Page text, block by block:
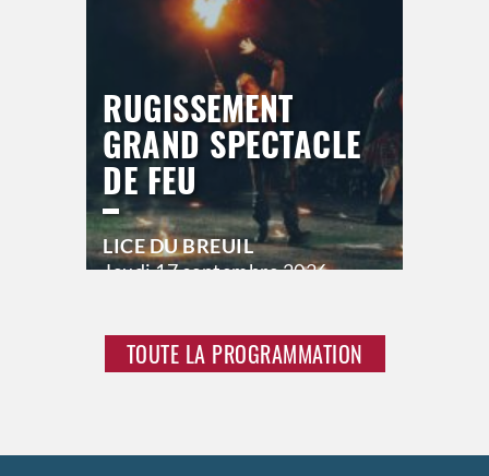
RUGISSEMENT
GRAND SPECTACLE
DE FEU
LICE DU BREUIL
Jeudi17 septembre 2026
23h00
Samedi19 septembre 2026
TOUTE LA PROGRAMMATION